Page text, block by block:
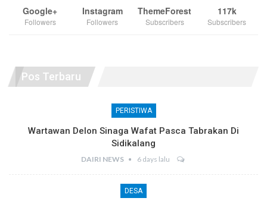
Google+
Followers
Instagram
Followers
ThemeForest
Subscribers
117k
Subscribers
Pos Terbaru
PERISTIWA
Wartawan Delon Sinaga Wafat Pasca Tabrakan Di
Sidikalang
DAIRI NEWS 6 days lalu
DESA